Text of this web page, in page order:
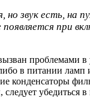
звук есть, на
при
проблемами в
в питании ламп
конденсаторы
убедиться